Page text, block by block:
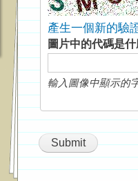
產生一個新的驗
圖片中的代碼是
輸入圖像中顯示的